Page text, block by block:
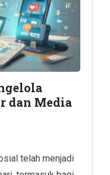
dan Media
telah menjadi